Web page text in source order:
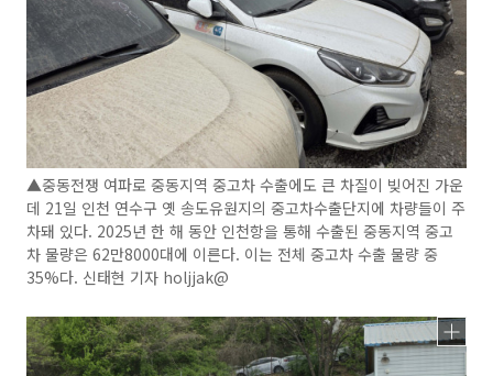
▲중동전쟁 여파로 중동지역 중고차 수출에도 큰 차질이 빚어진 가운
데 21일 인천 연수구 옛 송도유원지의 중고차수출단지에 차량들이 주
차돼 있다. 2025년 한 해 동안 인천항을 통해 수출된 중동지역 중고
차 물량은 62만8000대에 이른다. 이는 전체 중고차 수출 물량 중
35%다. 신태현 기자 holjjak@